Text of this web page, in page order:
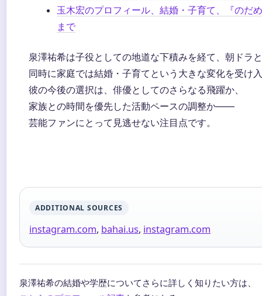
玉木宏のプロフィール、結婚・子育て、『のだ
まで
泉澤祐希は子役としての地道な下積みを経て、朝ドラ
同時に家庭では結婚・子育てという大きな変化を受け
彼の今後の選択は、俳優としてのさらなる飛躍か、
家族との時間を優先した活動ペースの調整か——
芸能ファンにとって見逃せない注目点です。
ADDITIONAL SOURCES
instagram.com, bahai.us, instagram.com
泉澤祐希の結婚や学歴についてさらに詳しく知りたい方は、